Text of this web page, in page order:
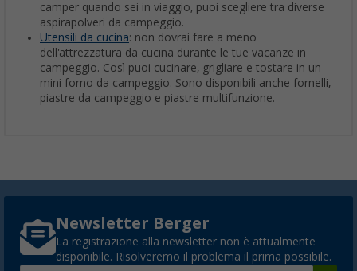
camper quando sei in viaggio, puoi scegliere tra diverse
aspirapolveri da campeggio.
Utensili da cucina: non dovrai fare a meno
dell'attrezzatura da cucina durante le tue vacanze in
campeggio. Così puoi cucinare, grigliare e tostare in un
mini forno da campeggio. Sono disponibili anche fornelli,
piastre da campeggio e piastre multifunzione.
Newsletter Berger
La registrazione alla newsletter non è attualmente
disponibile. Risolveremo il problema il prima possibile.